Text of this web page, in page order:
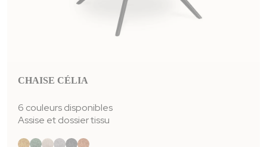
CHAISE CÉLIA
6 couleurs disponibles
Assise et dossiertissu